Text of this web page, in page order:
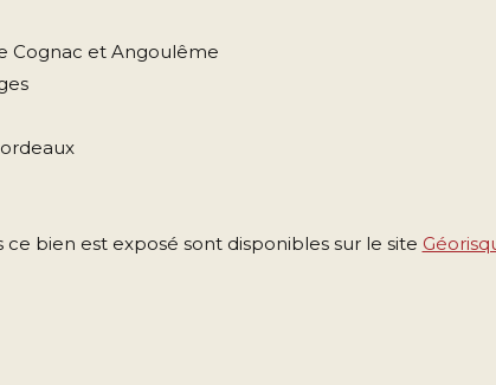
Cognac et Angoulême
bien est exposé sont disponibles sur le site